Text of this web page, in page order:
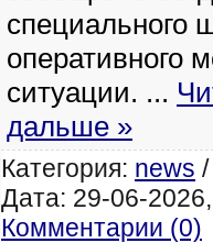
специального
оперативного
ситуации. ...
дальше »
Категория: news
Дата: 29-06-
Комментарии (0)